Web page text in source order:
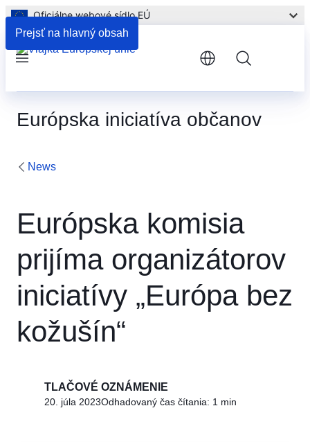
Prejsť na hlavný obsah
Oficiálne webové sídlo EÚ
Európska iniciatíva občanov
News
Európska komisia
prijíma organizátorov
iniciatívy „Európa bez
kožušín“
TLAČOVÉ OZNÁMENIE
20. júla 2023Odhadovaný čas čítania: 1 min